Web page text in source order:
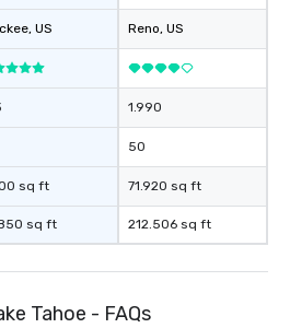
, US
sq ft
sq ft
Reno, US
1.990
50
71.920 sq ft
212.506 sq ft
Tahoe - FAQs